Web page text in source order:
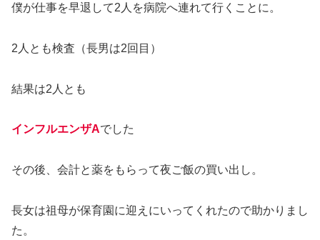
僕が仕事を早退して2人を病院へ連れて行くことに。
2人とも検査（長男は2回目）
結果は2人とも
インフルエンザAでした
その後、会計と薬をもらって夜ご飯の買い出し。
長女は祖母が保育園に迎えにいってくれたので助かりまし
た。